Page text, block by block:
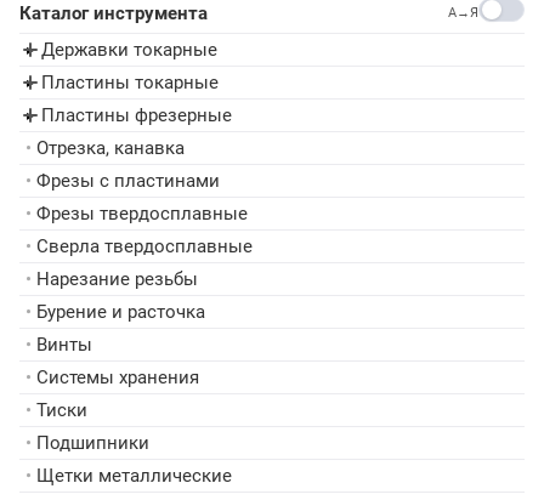
Каталог инструмента A→Я
▸ Державки токарные
▸ Пластины токарные
▸ Пластины фрезерные
• Отрезка, канавка
• Фрезы с пластинами
• Фрезы твердосплавные
• Сверла твердосплавные
• Нарезание резьбы
• Бурение и расточка
• Винты
• Системы хранения
• Тиски
• Подшипники
• Щетки металлические